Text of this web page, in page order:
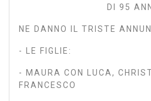
DI 95
NE DANNO IL TRISTE
- LE FIGLIE:
- MAURA CON LUCA,
FRANCESCO